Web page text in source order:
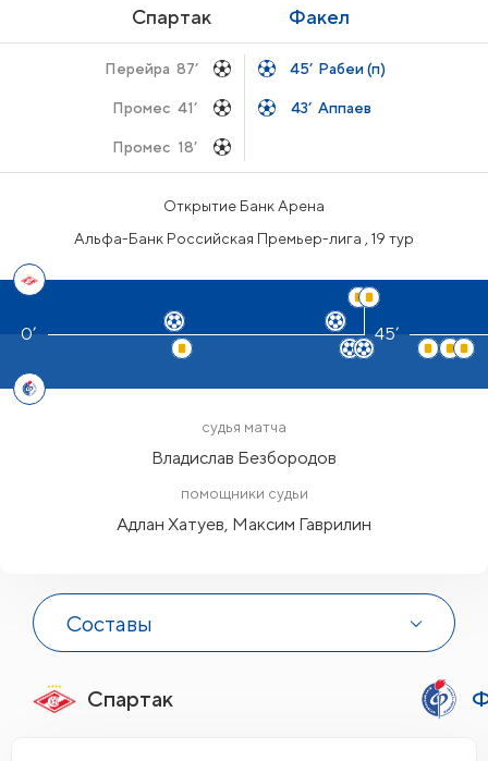
Спартак Факел
87’
Перейра
41’
Промес
18’
Промес
45’ Рабеи (п)
43’ Аппаев
Открытие Банк Арена
Альфа-Банк Российская Премьер-лига , 19 тур
45’
судья матча
Владислав Безбородов
помощники судьи
Адлан Хатуев, Максим Гаврилин
Составы
Спартак